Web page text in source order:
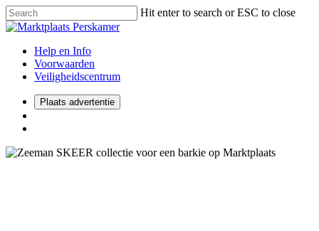
Hit enter to search or ESC to close
Help en Info
Voorwaarden
Veiligheidscentrum
Plaats advertentie